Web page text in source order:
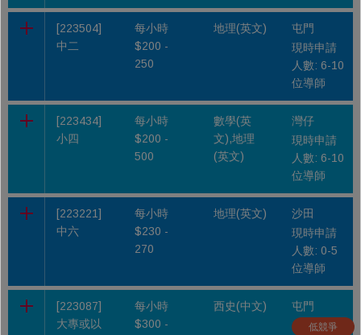
[223504]
中二
每小時
$200 -
250
地理(英文)
屯門
現時申請
人數: 6-10
位導師
[223434]
小四
每小時
$200 -
500
數學(英
文),地理
(英文)
灣仔
現時申請
人數: 6-10
位導師
[223221]
中六
每小時
$230 -
270
地理(英文)
沙田
現時申請
人數: 0-5
位導師
[223087]
大專或以
每小時
$300 -
西史(中文) 屯門
低競爭